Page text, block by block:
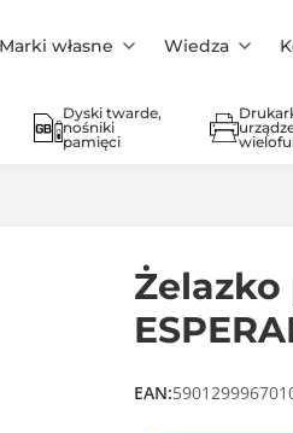
Marki własne Wiedza
Dyski twarde,
nośniki
pamięci
EAN: